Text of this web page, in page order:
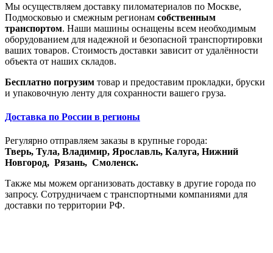
Мы осуществляем доставку пиломатериалов по Москве,
Подмосковью и смежным регионам собственным
транспортом. Наши машины оснащены всем необходимым
оборудованием для надежной и безопасной транспортировки
ваших товаров. Стоимость доставки зависит от удалённости
объекта от наших складов.
Бесплатно погрузим товар и предоставим прокладки, бруски
и упаковочную ленту для сохранности вашего груза.
Доставка по России в регионы
Регулярно отправляем заказы в крупные города:
Тверь, Тула, Владимир, Ярославль, Калуга, Нижний
Новгород, Рязань, Смоленск.
Также мы можем организовать доставку в другие города по
запросу. Сотрудничаем с транспортными компаниями для
доставки по территории РФ.